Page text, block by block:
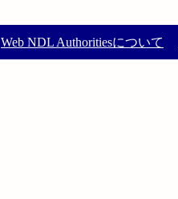
Web NDL Authoritiesについて